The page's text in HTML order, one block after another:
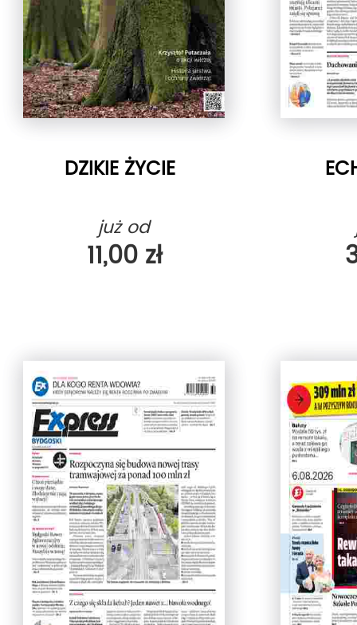
DZIKIE ŻYCIE
już od
11,00 zł